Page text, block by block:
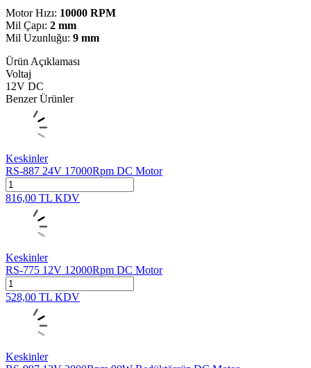
Motor Hızı: 10000 RPM
Mil Çapı: 2 mm
Mil Uzunluğu: 9 mm
Ürün Açıklaması
Voltaj
12V DC
Benzer Ürünler
Keskinler
RS-887 24V 17000Rpm DC Motor
816,00 TL KDV
Keskinler
RS-775 12V 12000Rpm DC Motor
528,00 TL KDV
Keskinler